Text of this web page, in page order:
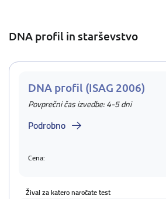
DNA profil in starševstvo
DNA profil (ISAG 2006)
Povprečni čas izvedbe: 4-5 dni
Podrobno
Cena:
Žival za katero naročate test